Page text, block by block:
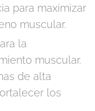
para maximizar
muscular.
la
muscular.
de alta
los